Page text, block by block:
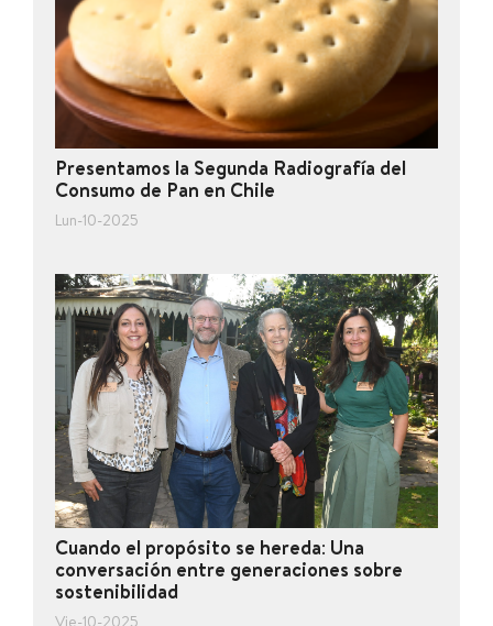
Presentamos la Segunda Radiografía del
Consumo de Pan en Chile
Lun-10-2025
Cuando el propósito se hereda: Una
conversación entre generaciones sobre
sostenibilidad